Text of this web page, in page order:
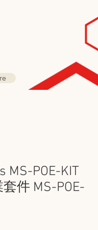
MS-POE-KIT
件 MS-POE-